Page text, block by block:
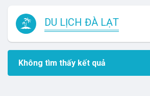
DU LỊCH ĐÀ LẠT
Không tìm thấy kết quả